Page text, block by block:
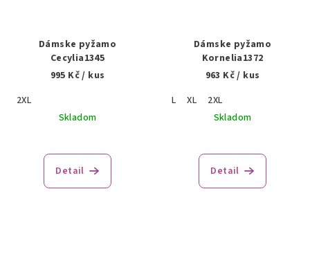
Dámske pyžamo
Cecylia1345
995 Kč/ kus
2XL
Skladom
Detail
Dámske pyžamo
Kornelia1372
963 Kč/ kus
L
XL
2XL
Skladom
Detail